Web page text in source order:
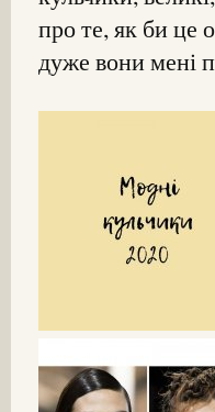
про те, як би це
дуже вони мені